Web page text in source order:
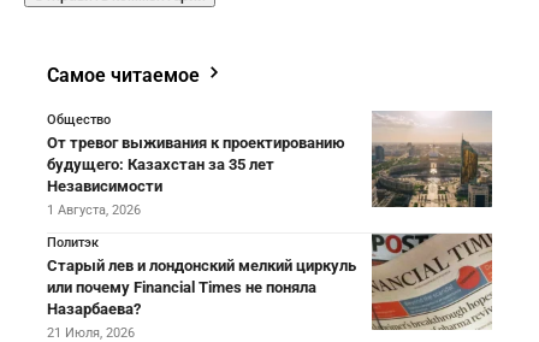
Самое читаемое
Общество
От тревог выживания к проектированию
будущего: Казахстан за 35 лет
Независимости
1 Августа, 2026
Политэк
Старый лев и лондонский мелкий циркуль
или почему Financial Times не поняла
Назарбаева?
21 Июля, 2026